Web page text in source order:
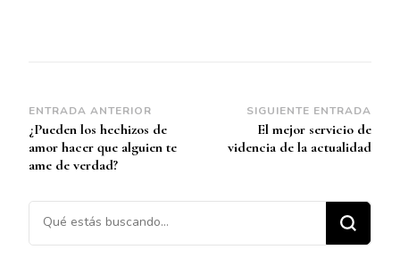
Navegación
de
entradas
ENTRADA ANTERIOR
¿Pueden los hechizos de
amor hacer que alguien te
ame de verdad?
SIGUIENTE ENTRADA
El mejor servicio de
videncia de la actualidad
¿Buscas algo?